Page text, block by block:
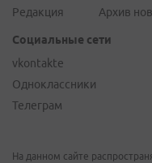
Редакция
Архив
Социальные сети
vkontakte
Одноклассники
Телеграм
На данном сайте